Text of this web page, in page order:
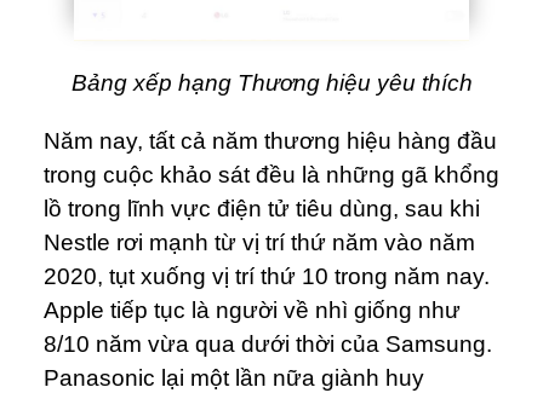
Bảng xếp hạng Thương hiệu yêu thích
Năm nay, tất cả năm thương hiệu hàng đầu
trong cuộc khảo sát đều là những gã khổng
lồ trong lĩnh vực điện tử tiêu dùng, sau khi
Nestle rơi mạnh từ vị trí thứ năm vào năm
2020, tụt xuống vị trí thứ 10 trong năm nay.
Apple tiếp tục là người về nhì giống như
8/10 năm vừa qua dưới thời của Samsung.
Panasonic lại một lần nữa giành huy